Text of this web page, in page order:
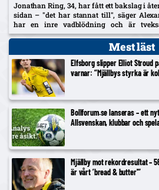
Jonathan Ring, 34, har fått ett bakslag i
sidan – "det har stannat till", säger
har en inre vadblödning och är
Nsabiyumva har påbörjat individuella
Mest läst
Elfsborg slipper Elliot Stroud
varnar: ”Mjällbys styrka är
Bollforum.se lanseras – ett
Allsvenskan, klubbar och
Mjällby mot rekordresultat –
är vårt ’bread & butter'”